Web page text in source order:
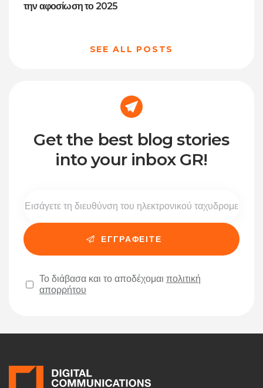
την αφοσίωση το 2025
SEE ALL POSTS
Get the best blog stories
into your inbox GR!
Το διάβασα και το αποδέχομαι πολιτική
απορρήτου